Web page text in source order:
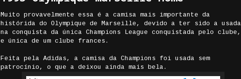
Muito provavelmente essa é a camisa mais importante da
histórida do Olympique de Marseille, devido a ter sido a usada
na conquista da única Champions League conquistada pelo clube,
e única de um clube frances.
Feita pela Adidas, a camisa da Champions foi usada sem
patrocínio, o que a deixou ainda mais bela.